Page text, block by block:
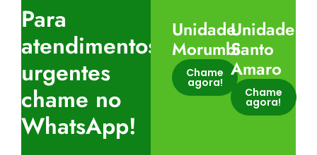
Para
atendimentos
urgentes
chame no
WhatsApp!
Unidade
Morumbi
Chame
agora!
Unidade
Santo
Amaro
Chame
agora!